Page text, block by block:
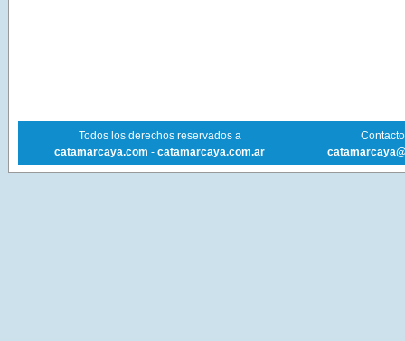
Todos los derechos reservados a
catamarcaya.com - catamarcaya.com.ar